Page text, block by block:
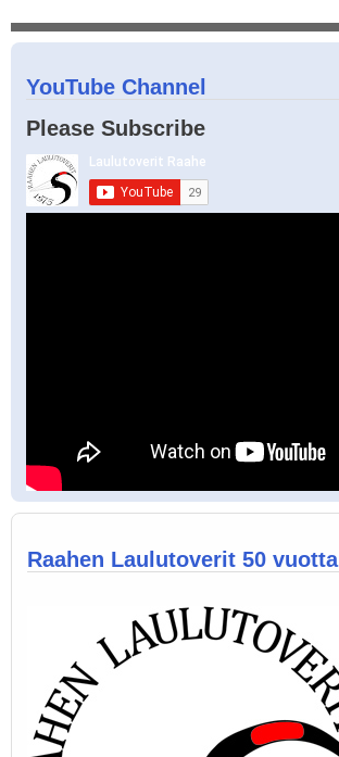
YouTube Channel
Please Subscribe
Raahen Laulutoverit 50 vuotta